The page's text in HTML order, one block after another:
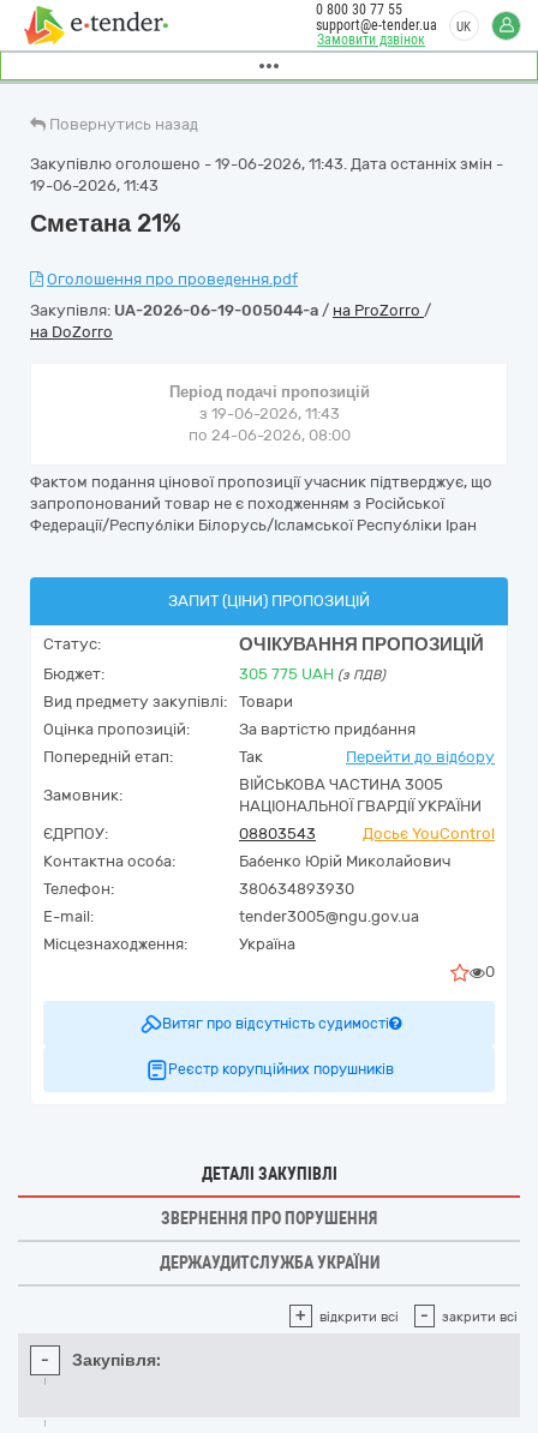
Замовити дзвінок
0 800 30 77 55
support@e-tender.ua
UK
Повернутись назад
Закупівлю оголошено - 19-06-2026, 11:43. Дата останніх змін -
19-06-2026, 11:43
Сметана 21%
Оголошення про проведення.pdf
Закупівля: UA-2026-06-19-005044-a / на ProZorro /
на DoZorro
Період подачі пропозицій
з 19-06-2026, 11:43
по 24-06-2026, 08:00
Фактом подання цінової пропозиції учасник підтверджує, що
запропонований товар не є походженням з Російської
Федерації/Республіки Білорусь/Ісламської Республіки Іран
ЗАПИТ (ЦІНИ) ПРОПОЗИЦІЙ
Статус: ОЧІКУВАННЯ ПРОПОЗИЦІЙ
Бюджет: 305 775 UAH (з ПДВ)
Вид предмету закупівлі:
Товари
Оцінка пропозицій:
За вартістю придбання
Попередній етап:
Так Перейти до відбору
Замовник:
ВІЙСЬКОВА ЧАСТИНА 3005
НАЦІОНАЛЬНОЇ ГВАРДІЇ УКРАЇНИ
ЄДРПОУ:
08803543
Досьє YouControl
Контактна особа:
Бабенко Юрій Миколайович
Телефон:
380634893930
E-mail:
tender3005@ngu.gov.ua
Місцезнаходження:
Україна
0
Витяг про відсутність судимості
Реєстр корупційних порушників
ДЕТАЛІ ЗАКУПІВЛІ
ЗВЕРНЕННЯ ПРО ПОРУШЕННЯ
ДЕРЖАУДИТСЛУЖБА УКРАЇНИ
+ відкрити всі - закрити всі
- Закупівля: